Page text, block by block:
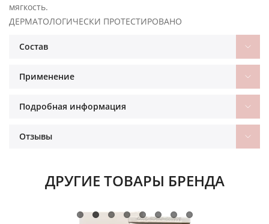
мягкость.
ДЕРМАТОЛОГИЧЕСКИ ПРОТЕСТИРОВАНО
Состав
Применение
Подробная информация
Отзывы
ДРУГИЕ ТОВАРЫ БРЕНДА